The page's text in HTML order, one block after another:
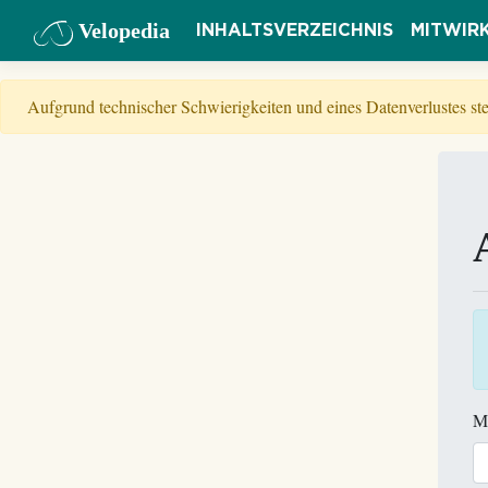
Velopedia INHALTSVERZEICHNIS
Aufgrund technischer Schwierigkeiten und eines Datenverlustes